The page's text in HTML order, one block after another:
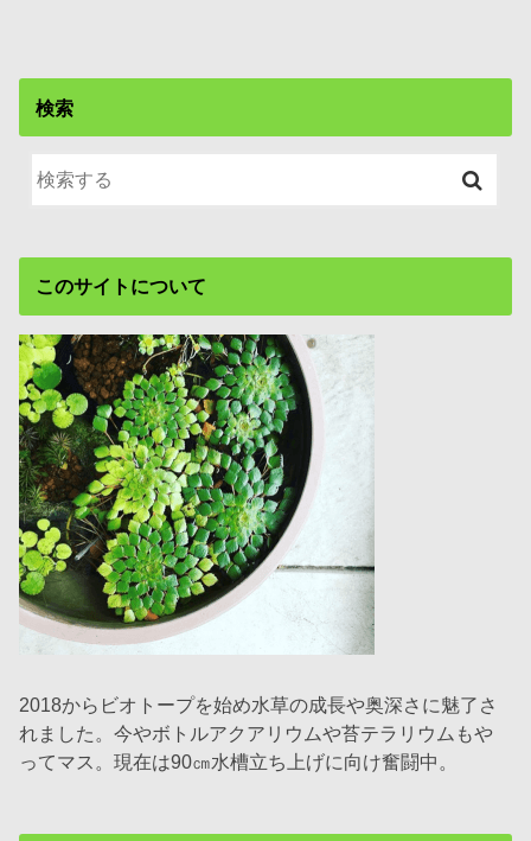
検索
このサイトについて
2018からビオトープを始め水草の成長や奥深さに魅了さ
れました。今やボトルアクアリウムや苔テラリウムもや
ってマス。現在は90㎝水槽立ち上げに向け奮闘中。